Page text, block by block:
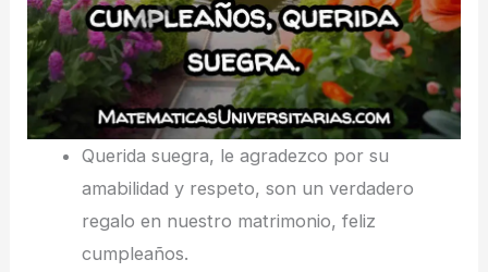
Querida suegra, le agradezco por su
amabilidad y respeto, son un verdadero
regalo en nuestro matrimonio, feliz
cumpleaños.